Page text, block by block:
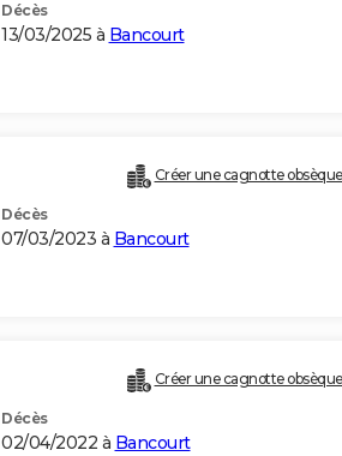
Décès
13/03/2025 à Bancourt
Créer une cagnotte
Décès
07/03/2023 à Bancourt
Créer une cagnotte
Décès
02/04/2022 à Bancourt